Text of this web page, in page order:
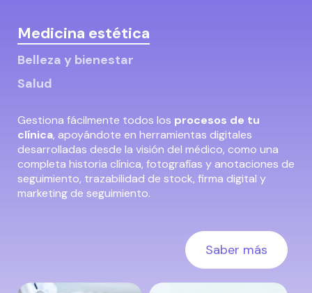
Medicina estética
Belleza y bienestar
Salud
Gestiona fácilmente todos los procesos de tu
clínica, apoyándote en herramientas digitales
desarrolladas desde la visión del médico, como una
completa historia clínica, fotografías y anotaciones de
seguimiento, trazabilidad de stock, firma digital y
marketing de seguimiento.
Saber más